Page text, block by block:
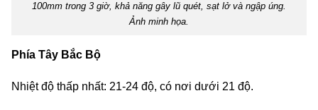
100mm trong 3 giờ, khả năng gây lũ quét, sạt lở và ngập úng.
Ảnh minh họa.
Phía Tây Bắc Bộ
Nhiệt độ thấp nhất: 21-24 độ, có nơi dưới 21 độ.